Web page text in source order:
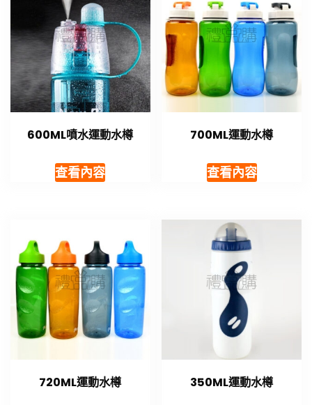
600ML噴水運動水樽
查看內容
700ML運動水樽
查看內容
720ML運動水樽 350ML運動水樽